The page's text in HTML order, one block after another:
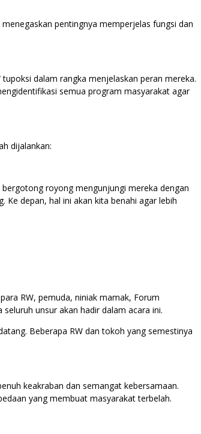
pentingnya memperjelas fungsi dan
dalam rangka menjelaskan peran mereka.
semua program masyarakat agar
dijalankan:
royong mengunjungi mereka dengan
Ke depan, hal ini akan kita benahi agar lebih
RW, pemuda, niniak mamak, Forum
unsur akan hadir dalam acara ini.
Beberapa RW dan tokoh yang semestinya
keakraban dan semangat kebersamaan.
yang membuat masyarakat terbelah.